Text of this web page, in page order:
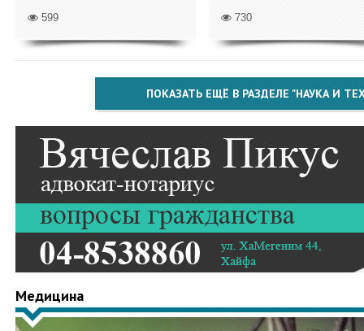
599 730
ПОКАЗАТЬ ЕЩЁ В РАЗДЕЛЕ "НАУКА И
Медицина